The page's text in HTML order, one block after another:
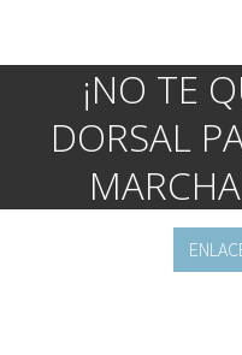
¡NO TE
DORSAL